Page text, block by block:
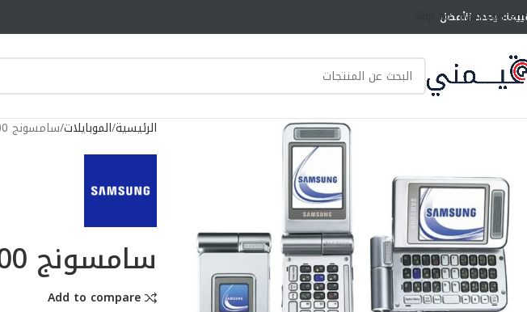
Skip to main content
يحدد الأفضل
الرئيسية الموبايلات سامسونج D300
سامسونج D300
Add to compare